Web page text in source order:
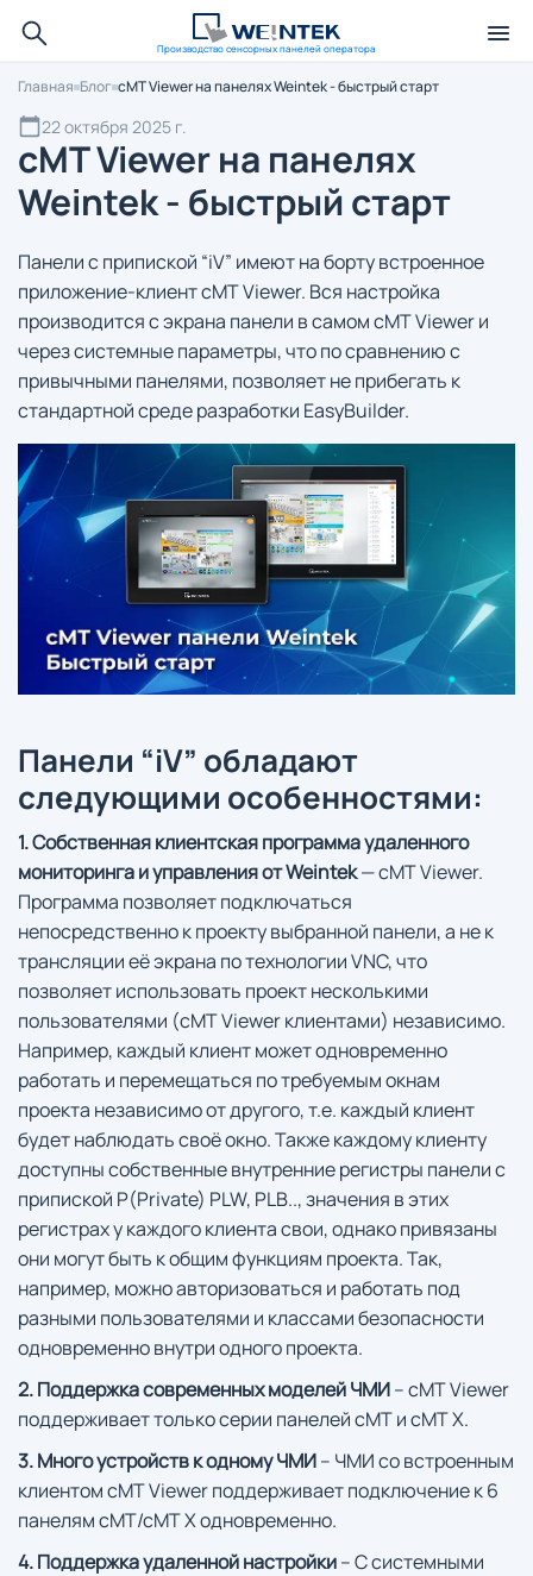
Производство сенсорных панелей оператора
Главная Блог cMT Viewer на панелях Weintek - быстрый старт
cMT Viewer на панелях
Weintek - быстрый старт
22 октября 2025 г.
Панели с припиской “iV” имеют на борту встроенное
приложение-клиент cMT Viewer. Вся настройка
производится с экрана панели в самом cMT Viewer и
через системные параметры, что по сравнению с
привычными панелями, позволяет не прибегать к
стандартной среде разработки EasyBuilder.
Панели “iV” обладают
следующими особенностями:
1. Собственная клиентская программа удаленного
мониторинга и управления от Weintek— cMT Viewer.
Программа позволяет подключаться
непосредственно к проекту выбранной панели, а не к
трансляции её экрана по технологии VNC, что
позволяет использовать проект несколькими
пользователями (cMT Viewer клиентами) независимо.
Например, каждый клиент может одновременно
работать и перемещаться по требуемым окнам
проекта независимо от другого, т.е. каждый клиент
будет наблюдать своё окно. Также каждому клиенту
доступны собственные внутренние регистры панели с
припиской P(Private) PLW, PLB.., значения в этих
регистрах у каждого клиента свои, однако привязаны
они могут быть к общим функциям проекта. Так,
например, можно авторизоваться и работать под
разными пользователями и классами безопасности
одновременно внутри одного проекта.
2. Поддержка современных моделей ЧМИ– cMT Viewer
поддерживает только серии панелей cMT и cMT X.
3. Много устройств к одному ЧМИ– ЧМИ со встроенным
клиентом cMT Viewer поддерживает подключение к 6
панелям cMT/cMT X одновременно.
4. Поддержка удаленной настройки– С системными